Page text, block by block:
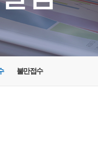
불만접수